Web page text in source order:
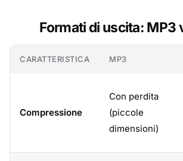
Formati di uscita: MP3
CARATTERISTICA MP3
Compressione
Con perdita
(piccole
dimensioni)